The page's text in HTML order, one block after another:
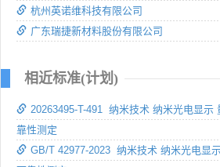
杭州英诺维科技有限公司
广东瑞捷新材料股份有限公司
相近标准(计划)
20263495-T-491 纳米技术 纳米光电显示
靠性测定
GB/T 42977-2023 纳米技术 纳米光电显